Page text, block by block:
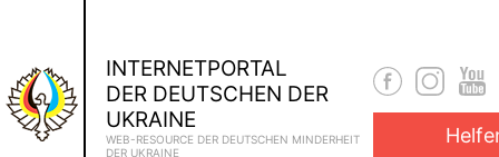
INTERNETPORTAL
DER DEUTSCHEN DER
UKRAINE
WEB-RESOURCE DER DEUTSCHEN MINDERHEIT
DER UKRAINE